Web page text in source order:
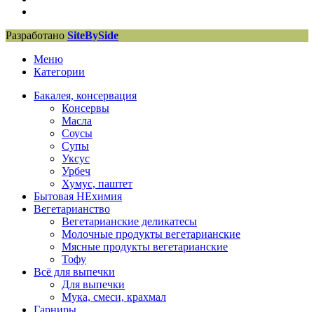
Разработано SiteBySide
Меню
Категории
Бакалея, консервация
Консервы
Масла
Соусы
Супы
Уксус
Урбеч
Хумус, паштет
Бытовая НЕхимия
Вегетарианство
Вегетарианские деликатесы
Молочные продукты вегетарианские
Мясные продукты вегетарианские
Тофу
Всё для выпечки
Для выпечки
Мука, смеси, крахмал
Гарниры